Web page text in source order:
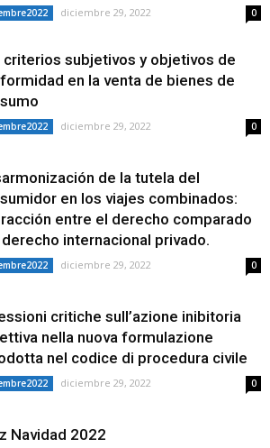
diciembre 29, 2022 0
criterios subjetivos y objetivos de
en la venta de bienes de
diciembre 29, 2022 0
de la tutela del
en los viajes combinados:
entre el derecho comparado
internacional privado.
diciembre 29, 2022 0
critiche sull’azione inibitoria
nella nuova formulazione
nel codice di procedura civile
diciembre 29, 2022 0
Navidad 2022